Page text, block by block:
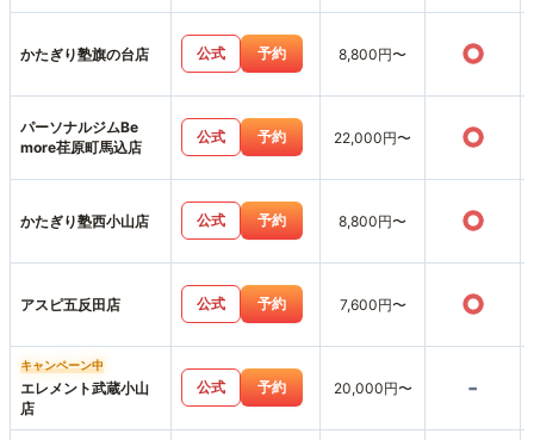
かたぎり塾旗の台店 公式 予約 8,800円〜 ○
パーソナルジムBe
more荏原町馬込店
公式 予約 22,000円〜 ○
かたぎり塾西小山店 公式 予約 8,800円〜 ○
アスピ五反田店 公式 予約 7,600円〜 ○
キャンペーン中
エレメント武蔵小山
店
公式 予約 20,000円〜 -